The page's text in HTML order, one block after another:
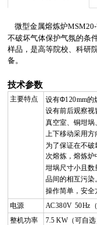
微型金属熔炼炉
不破坏气体保护气氛的条
样品，是高等院校、科研
备。
技术参数
主要特点 设有Φ120mm的
设有前后观察视
真空室、铜坩埚
上下移动采用方
为了保证在不
次熔炼，熔炼炉
坩埚尺寸小且
品间的相互污染
操作简单，安全
电源
AC380V 50Hz
整机功率
7.5 KW（可自选